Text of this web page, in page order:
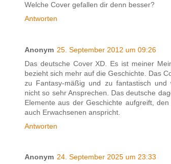
Welche Cover gefallen dir denn besser?
Antworten
Anonym 25. September 2012 um 09:26
Das deutsche Cover XD. Es ist meiner
bezieht sich mehr auf die Geschichte. Das
zu Fantasy-mäßig und zu fantastisch und
nicht so sehr Ansprechen. Das deutsche
Elemente aus der Geschichte aufgreift,
auch Erwachsenen anspricht.
Antworten
Anonym 24. September 2025 um 23:33